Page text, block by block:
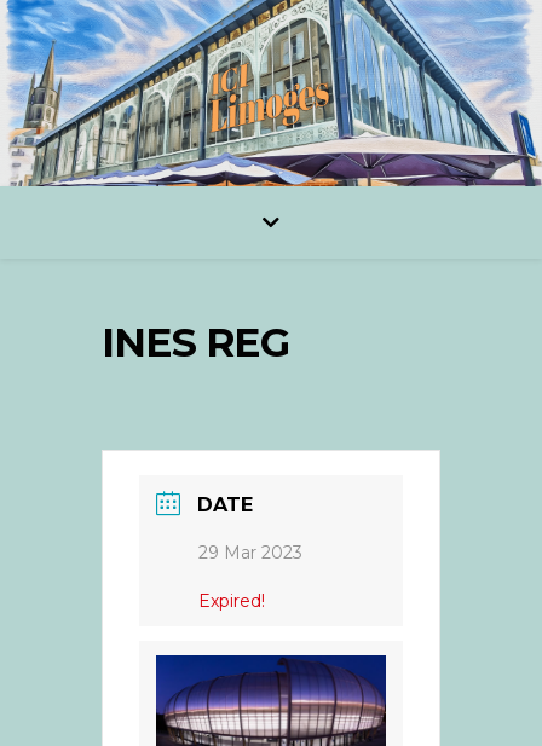
INES REG
DATE
29 Mar 2023
Expired!